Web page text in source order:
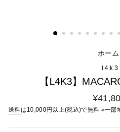
ホーム
l4k3
【L4K3】
通
常
金
送料は10,000円以上(税込)で無料 ※一部